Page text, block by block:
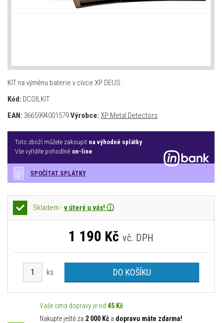
KIT na výměnu baterie v cívce XP DEUS.
Kód: DCOILKIT
EAN: 3665994001579Výrobce: XP Metal Detectors
Toto zboží můžete zakoupit na výhodné splátky.
Vše vyřídíte pohodlně on-line
SPOČÍTAT SPLÁTKY
Skladem -v úterý u vás! ⓘ
1 190 Kč vč. DPH
ks DO KOŠÍKU
Vaše cena dopravy je od 45 Kč
Nakupte ještě za 2 000 Kč a dopravu máte zdarma!